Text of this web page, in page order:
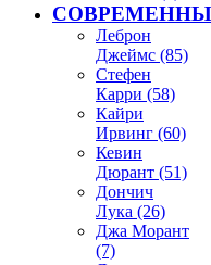
Леброн
Джеймс (85)
Стефен
Карри (58)
Кайри
Ирвинг (60)
Кевин
Дюрант (51)
Дончич
Лука (26)
Джа Морант
(7)